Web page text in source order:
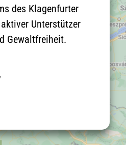
des Klagenfurter
Unterstützer
Gewaltfreiheit.